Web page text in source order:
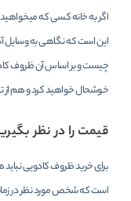
اگر به خانه کسی که میخواهید
این است که نگاهی به وسایل
چیست و بر اساس آن ظروف
خوشحال خواهید کرد و هم از
قیمت را در نظر
برای خرید ظروف کادویی نباید
است که شخص مورد نظر در